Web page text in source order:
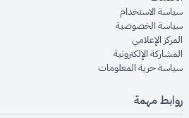
سياسة الاستخدام
سياسة الخصوصيةopens in new window
المركز الإعلاميopens in new window
المشاركة الإلكترونيةopens in new window
سياسة حرية المعلوماتopens in new window
روابط مهمة